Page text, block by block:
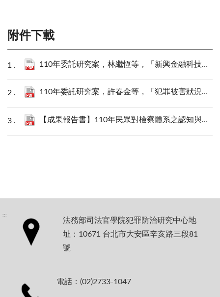
附件下載
110年委託研究案，林繼恆等，「新興金融科技遭濫用於犯罪之研究」成果報告書.pdf
110年委託研究案，許春金等，「犯罪被害狀況及其分析」成果報告書.pdf
【成果報告書】110年民眾對檢察體系之認知與滿意度調查成果報告書.pdf
:::
法務部司法官學院犯罪防治研究中心地
址：10671 台北市大安區辛亥路三段81
號
電話：(02)2733-1047